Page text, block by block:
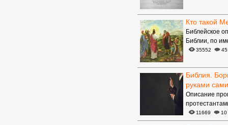
Кто такой
Библейское
Библии, по
35552 45
Библия.
руками
Описание
11669 10